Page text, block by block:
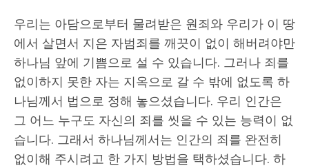
우리는 아담으로부터 물려받은 원죄와 우리가 이 땅
에서 살면서 지은 자범죄를 깨끗이 없이 해버려야만
하나님 앞에 기쁨으로 설 수 있습니다. 그러나 죄를
없이하지 못한 자는 지옥으로 갈 수 밖에 없도록 하
나님께서 법으로 정해 놓으셨습니다. 우리 인간은
그 어느 누구도 자신의 죄를 씻을 수 있는 능력이 없
습니다. 그래서 하나님께서는 인간의 죄를 완전히
없이해 주시려고 한 가지 방법을 택하셨습니다. 하